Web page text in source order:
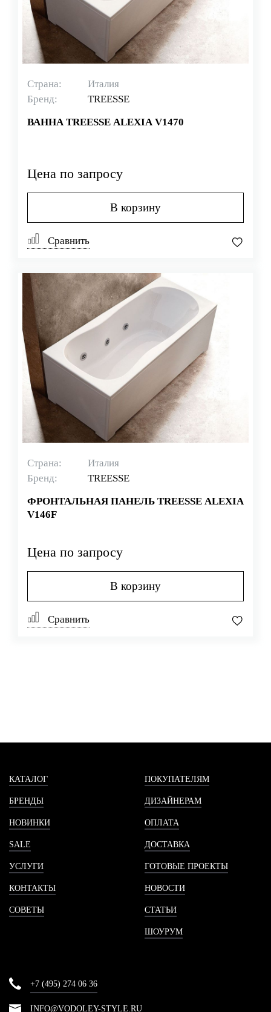
Страна:
Италия
Бренд:
TREESSE
ВАННА TREESSE ALEXIA V1470
Цена по запросу
В корзину
Сравнить
Страна:
Италия
Бренд:
TREESSE
ФРОНТАЛЬНАЯ ПАНЕЛЬ TREESSE ALEXIA
V146F
Цена по запросу
В корзину
Сравнить
КАТАЛОГ
БРЕНДЫ
НОВИНКИ
SALE
УСЛУГИ
КОНТАКТЫ
СОВЕТЫ
ПОКУПАТЕЛЯМ
ДИЗАЙНЕРАМ
ОПЛАТА
ДОСТАВКА
ГОТОВЫЕ ПРОЕКТЫ
НОВОСТИ
СТАТЬИ
ШОУРУМ
+7 (495) 274 06 36
INFO@VODOLEY-STYLE.RU